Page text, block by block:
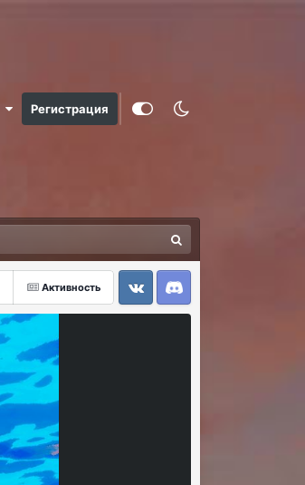
Регистрация
Активность
VK
Discord